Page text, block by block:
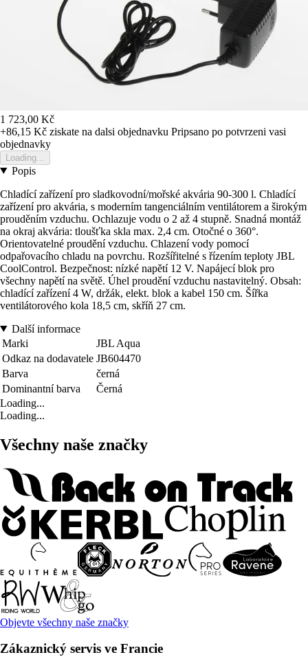
1 723,00 Kč
+86,15 Kč ziskate na dalsi objednavku Pripsano po potvrzeni vasi
objednavky
Loading...
Popis
Chladící zařízení pro sladkovodní/mořské akvária 90-300 l. Chladící
zařízení pro akvária, s moderním tangenciálním ventilátorem a širokým
prouděním vzduchu. Ochlazuje vodu o 2 až 4 stupně. Snadná montáž
na okraj akvária: tloušťka skla max. 2,4 cm. Otočné o 360°.
Orientovatelné proudění vzduchu. Chlazení vody pomocí
odpařovacího chladu na povrchu. Rozšířitelné s řízením teploty JBL
CoolControl. Bezpečnost: nízké napětí 12 V. Napájecí blok pro
všechny napětí na světě. Úhel proudění vzduchu nastavitelný. Obsah:
chladící zařízení 4 W, držák, elekt. blok a kabel 150 cm. Šířka
ventilátorového kola 18,5 cm, skříň 27 cm.
Další informace
Marki
JBL Aqua
Odkaz na dodavatele JB604470
Barva
černá
Dominantní barva
Černá
Loading...
Loading...
Všechny naše značky
Objevte všechny naše značky
Zákaznický servis ve Francie